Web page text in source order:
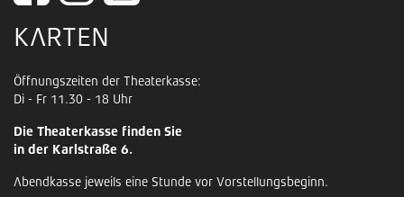
KARTEN
Öffnungszeiten der Theaterkasse:
Di - Fr 11.30 - 18 Uhr
Die Theaterkasse finden Sie
in der Karlstraße 6.
Abendkasse jeweils eine Stunde vor Vorstellungsbeginn.